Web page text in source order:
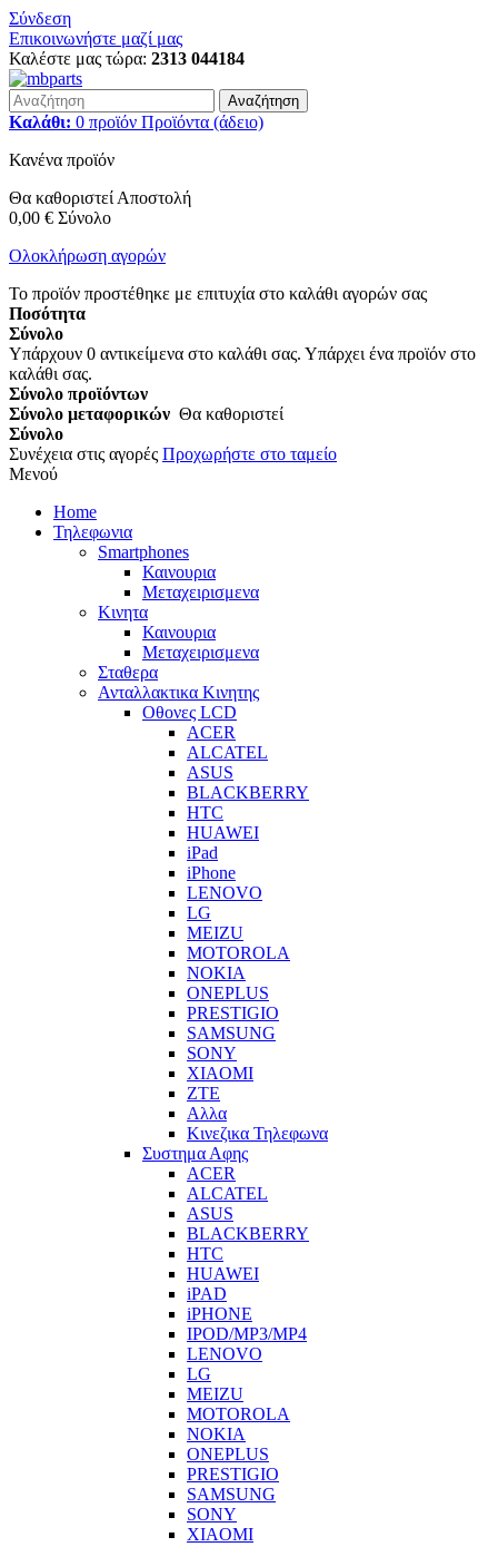
Σύνδεση
Επικοινωνήστε μαζί μας
Καλέστε μας τώρα: 2313 044184
Αναζήτηση
Καλάθι: 0 προϊόν Προϊόντα (άδειο)
Κανένα προϊόν
Θα καθοριστεί Αποστολή
0,00 € Σύνολο
Ολοκλήρωση αγορών
Το προϊόν προστέθηκε με επιτυχία στο καλάθι αγορών σας
Ποσότητα
Σύνολο
Υπάρχουν 0 αντικείμενα στο καλάθι σας. Υπάρχει ένα προϊόν στο
καλάθι σας.
Σύνολο προϊόντων
Σύνολο μεταφορικών Θα καθοριστεί
Σύνολο
Συνέχεια στις αγορές Προχωρήστε στο ταμείο
Μενού
Home
Τηλεφωνια
Smartphones
Καινουρια
Μεταχειρισμενα
Κινητα
Καινουρια
Μεταχειρισμενα
Σταθερα
Ανταλλακτικα Κινητης
Οθονες LCD
ACER
ALCATEL
ASUS
BLACKBERRY
HTC
HUAWEI
iPad
iPhone
LENOVO
LG
MEIZU
MOTOROLA
NOKIA
ONEPLUS
PRESTIGIO
SAMSUNG
SONY
XIAOMI
ZTE
Αλλα
Κινεζικα Τηλεφωνα
Συστημα Αφης
ACER
ALCATEL
ASUS
BLACKBERRY
HTC
HUAWEI
iPAD
iPHONE
IPOD/MP3/MP4
LENOVO
LG
MEIZU
MOTOROLA
NOKIA
ONEPLUS
PRESTIGIO
SAMSUNG
SONY
XIAOMI